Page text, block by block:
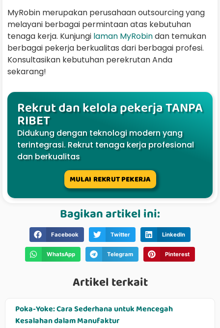
MyRobin merupakan perusahaan outsourcing yang
melayani berbagai permintaan atas kebutuhan
tenaga kerja. Kunjungi laman MyRobindan temukan
berbagai pekerja berkualitas dari berbagai profesi.
Konsultasikan kebutuhan perekrutan Anda
sekarang!
Rekrut dan kelola pekerja TANPA
RIBET
Didukung dengan teknologi modern yang
terintegrasi. Rekrut tenaga kerja profesional
dan berkualitas
MULAI REKRUT PEKERJA
Bagikan artikel ini:
Facebook Twitter LinkedIn
WhatsApp Telegram Pinterest
Artikel terkait
Poka-Yoke: Cara Sederhana untuk Mencegah
Kesalahan dalam Manufaktur